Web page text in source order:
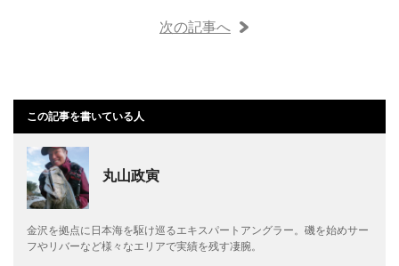
次の記事へ
この記事を書いている人
丸山政寅
金沢を拠点に日本海を駆け巡るエキスパートアングラー。磯を始めサー
フやリバーなど様々なエリアで実績を残す凄腕。